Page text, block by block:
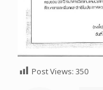
Post Views: 350